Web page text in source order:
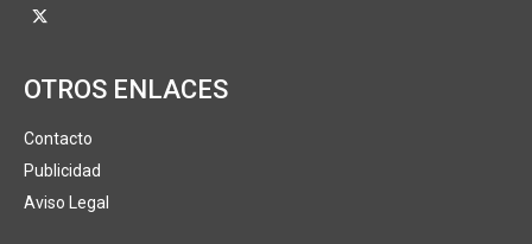
OTROS ENLACES
Contacto
Publicidad
Aviso Legal